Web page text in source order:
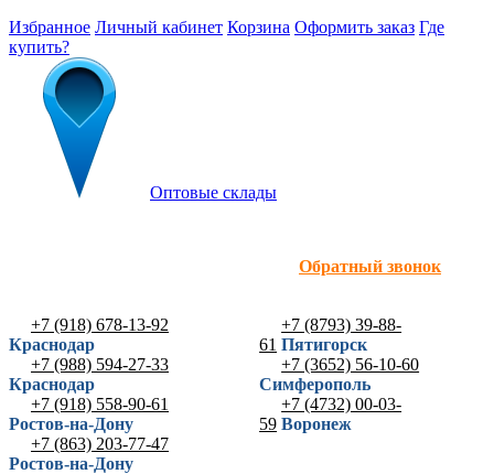
Избранное Личный кабинет Корзина Оформить заказ Где
купить?
Оптовые склады
Обратный звонок
+7 (918) 678-13-92
Краснодар
+7 (988) 594-27-33
Краснодар
+7 (918) 558-90-61
Ростов-на-Дону
+7 (863) 203-77-47
Ростов-на-Дону
+7 (8793) 39-88-
61 Пятигорск
+7 (3652) 56-10-60
Симферополь
+7 (4732) 00-03-
59 Воронеж